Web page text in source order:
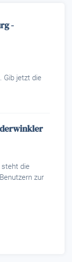
-
Gib jetzt die
steht die
zur